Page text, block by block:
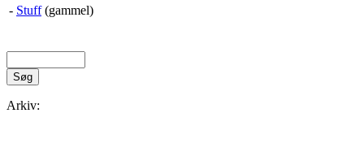
- Stuff(gammel)
Arkiv: